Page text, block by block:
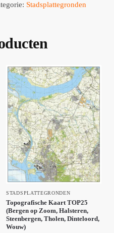
Stadsplattegronden
STADSPLATTEGRONDEN
Topografische Kaart TOP25
(Bergen op Zoom, Halsteren,
Steenbergen, Tholen, Dinteloord,
Wouw)